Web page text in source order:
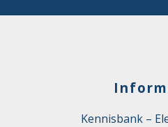
Kennisbank –